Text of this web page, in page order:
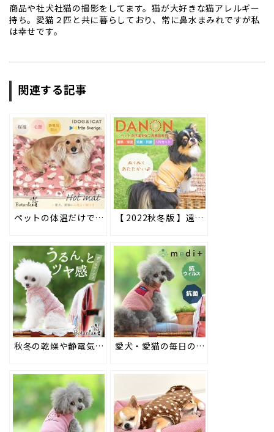
商品や社犬社猫の撮影をしてます。猫が大好きな猫アレルギー
持ち。愛猫２匹と共に暮らしており、常に鼻水まみれですが私
は幸せです。
関連する記事
ペットの体温だけで表面温度が約＋5度に！座るだけ暖かオシャレなエコマット。 #66 【 2022秋冬版 】遠赤外線効果でペットの体温を保つ高機能素材ペット用ウェア「DANON(ダンオン)」
秋冬の乾燥や静電気対策に！保湿・毛艶UPのBotania(ボタニア) #60 愛犬・愛猫の毎日の衛生管理に。抗ウィルス・抗菌機能加工のmedi+(メディプラス) #63